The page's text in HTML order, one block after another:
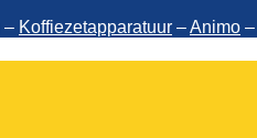
– Koffiezetapparatuur –Animo –